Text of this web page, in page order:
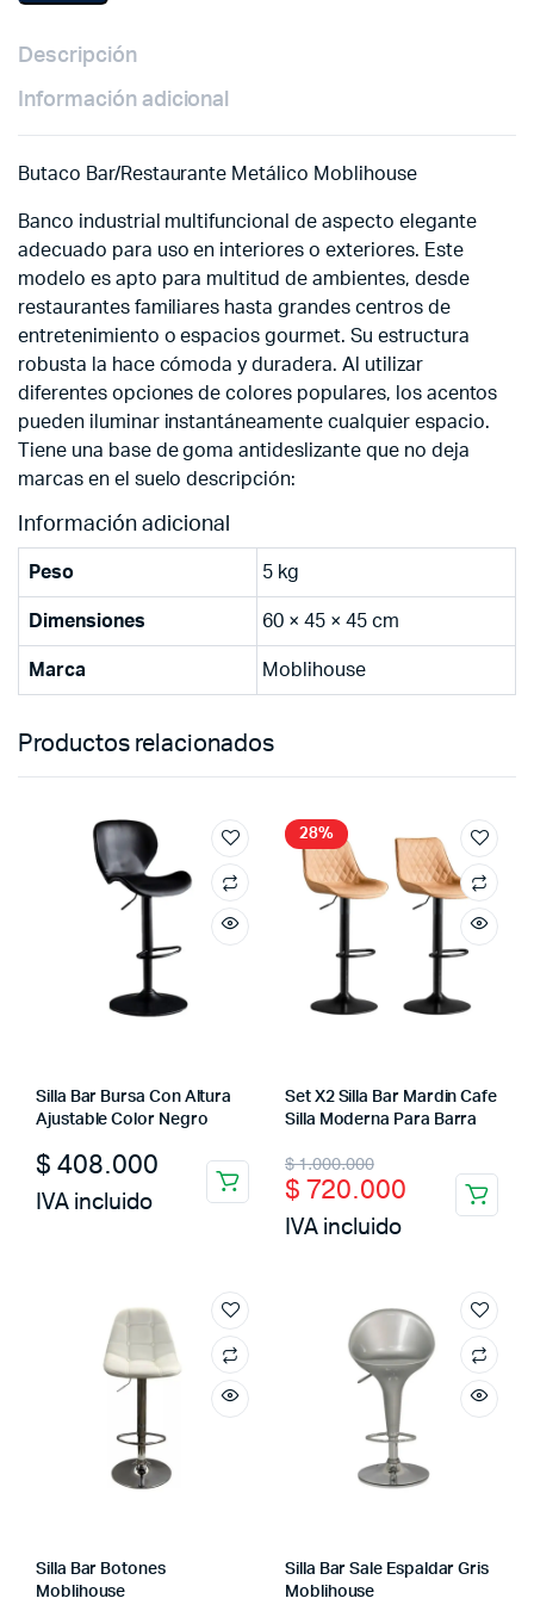
Descripción
Información adicional
Butaco Bar/Restaurante Metálico Moblihouse
Banco industrial multifuncional de aspecto elegante
adecuado para uso en interiores o exteriores. Este
modelo es apto para multitud de ambientes, desde
restaurantes familiares hasta grandes centros de
entretenimiento o espacios gourmet. Su estructura
robusta la hace cómoda y duradera. Al utilizar
diferentes opciones de colores populares, los acentos
pueden iluminar instantáneamente cualquier espacio.
Tiene una base de goma antideslizante que no deja
marcas en el suelo descripción:
Información adicional
Peso 5 kg
Dimensiones 60 × 45 × 45 cm
Marca Moblihouse
Productos relacionados
Silla Bar Bursa Con Altura
Ajustable Color Negro
$ 408.000
IVA incluido
28%
Set X2 Silla Bar Mardin Cafe
Silla Moderna Para Barra
$1.000.000
Original
price
was:
$ 720.000
Current
price
is:
IVA incluido
Silla Bar Botones
Moblihouse
Silla Bar Sale Espaldar Gris
Moblihouse